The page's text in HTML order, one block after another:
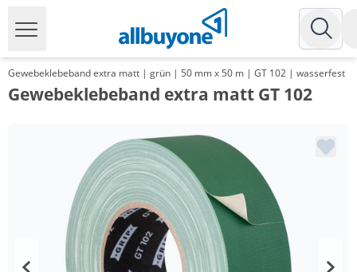
Gewebeklebeband extra matt | grün | 50 mm x 50 m | GT 102 | wasserfest
Gewebeklebeband extra matt GT 102